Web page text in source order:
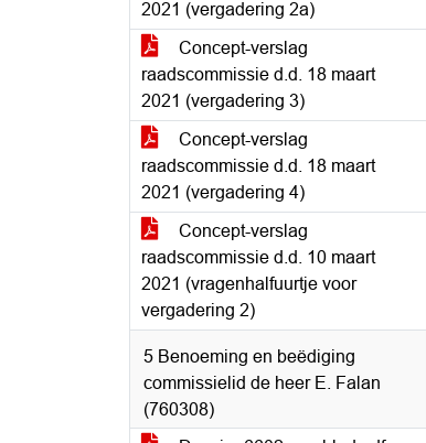
2021 (vergadering 2a)
Concept-verslag
raadscommissie d.d. 18 maart
2021 (vergadering 3)
Concept-verslag
raadscommissie d.d. 18 maart
2021 (vergadering 4)
Concept-verslag
raadscommissie d.d. 10 maart
2021 (vragenhalfuurtje voor
vergadering 2)
5 Benoeming en beëdiging
commissielid de heer E. Falan
(760308)